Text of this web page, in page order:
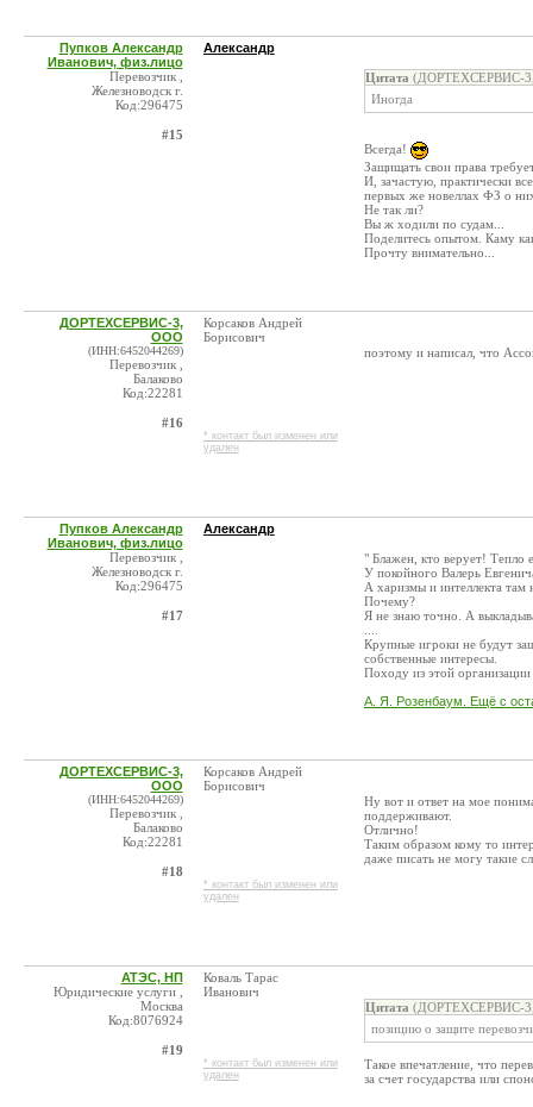
Пупков Александр
Иванович, физ.лицо
Перевозчик ,
Железноводск г.
Код:296475
#15
Александр
Цитата (ДОРТЕХСЕРВИС-3,
Иногда
Всегда!
Защищать свои права
И, зачастую, практически
первых же новеллах ФЗ о
Не так ли?
Вы ж ходили по судам...
Поделитесь опытом. Каму
Прочту внимательно...
ДОРТЕХСЕРВИС-3,
ООО
(ИНН:6452044269)
Перевозчик ,
Балаково
Код:22281
#16
Корсаков Андрей
Борисович
* контакт был изменен или
удален
поэтому и написал, что
Пупков Александр
Иванович, физ.лицо
Перевозчик ,
Железноводск г.
Код:296475
#17
Александр
" Блажен, кто верует! Тепло
У покойного Валерь
А харизмы и интеллекта там
Почему?
Я не знаю точно. А
Крупные игроки не будут
собственные интересы.
Походу из этой
А. Я. Розенбаум. Ещё с
ДОРТЕХСЕРВИС-3,
ООО
(ИНН:6452044269)
Перевозчик ,
Балаково
Код:22281
#18
Корсаков Андрей
Борисович
* контакт был изменен или
удален
Ну вот и ответ на мое
поддерживают.
Отлично!
Таким образом кому то
даже писать не могу такие
АТЭС, НП
Юридические услуги ,
Москва
Код:8076924
#19
Коваль Тарас
Иванович
* контакт был изменен или
удален
Цитата (ДОРТЕХСЕРВИС-3,
позицию о защите
Такое впечатление, что
за счет государства или